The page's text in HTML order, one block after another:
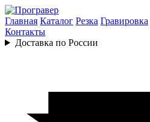
Главная Каталог Резка Гравировка
Контакты
Доставка по России